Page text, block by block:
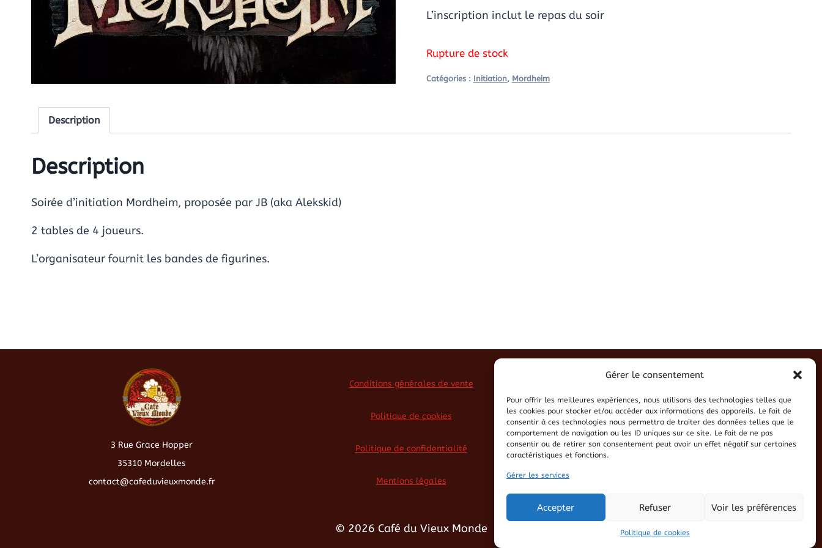
Gérer le consentement
Pour offrir les meilleures expériences, nous utilisons des technologies telles que
les cookies pour stocker et/ou accéder aux informations des appareils. Le fait de
consentir à ces technologies nous permettra de traiter des données telles que le
comportement de navigation ou les ID uniques sur ce site. Le fait de ne pas
consentir ou de retirer son consentement peut avoir un effet négatif sur certaines
caractéristiques et fonctions.
Gérer les services
Accepter Refuser Voir les préférences
Politique de cookies
L’inscription inclut le repas du soir
Rupture de stock
Catégories : Initiation, Mordheim
Description
Description
Soirée d’initiation Mordheim, proposée par JB (aka Alekskid)
2 tables de 4 joueurs.
L’organisateur fournit les bandes de figurines.
3 Rue Grace Hopper
35310 Mordelles
contact@cafeduvieuxmonde.fr
Conditions générales de vente
Politique de cookies
Politique de confidentialité
Mentions légales
© 2026 Café du Vieux Monde